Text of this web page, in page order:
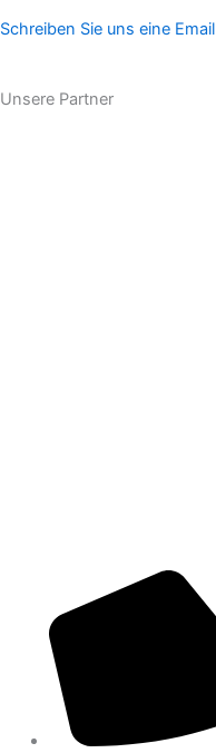
Schreiben Sie uns eine Email
Unsere Partner